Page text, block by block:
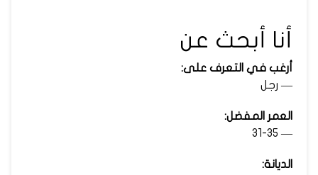
أنا أبحث عن
أرغب في التعرف على:
— رجل
العمر المفضل:
— 31-35
الديانة: